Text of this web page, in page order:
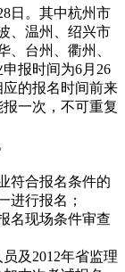
日。其中杭州市
、温州、绍兴市
、台州、衢州、
报时间为6月26
应的报名时间前来
一次，不可重复
合报名条件的
进行报名；
现场条件审查
及2012年省监理